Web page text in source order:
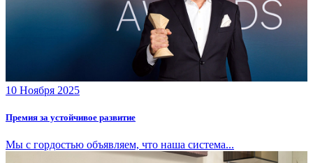
10 Ноября 2025
Премия за устойчивое развитие
Мы с гордостью объявляем, что наша система...